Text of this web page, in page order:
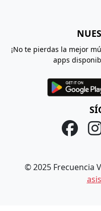
¡No te pierdas la mejor
apps
© 2025 Frecuencia